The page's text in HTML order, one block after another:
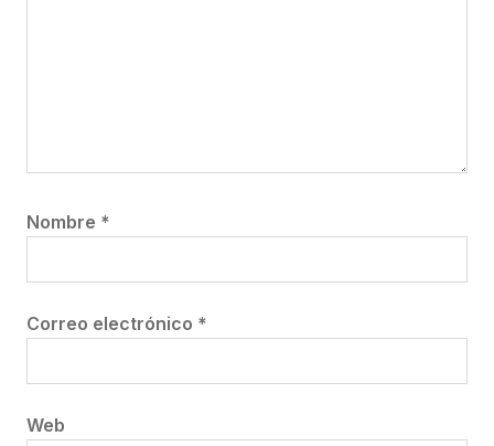
Nombre *
Correo electrónico *
Web